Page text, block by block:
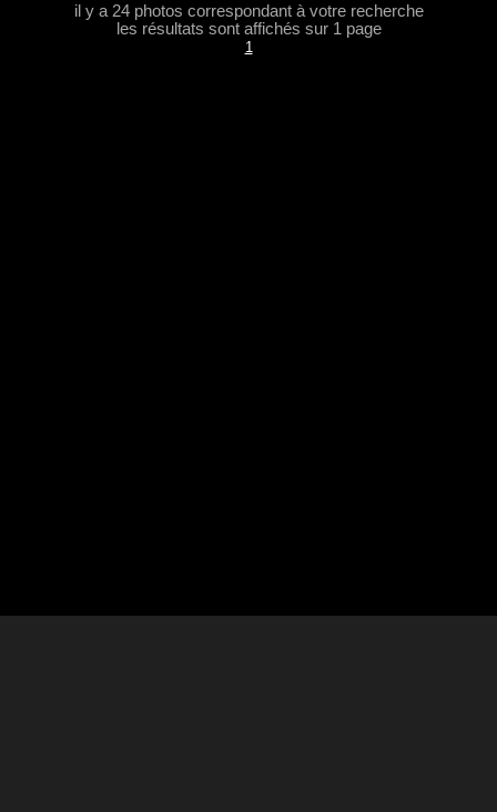
il y a 24 photos correspondant à votre recherche
les résultats sont affichés sur 1 page
1